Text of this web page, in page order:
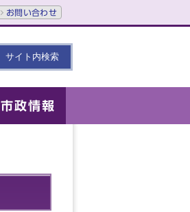
お問い合わせ
市政情報